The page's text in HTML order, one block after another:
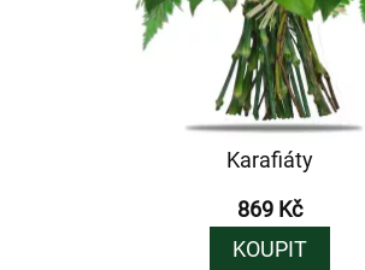
Karafiáty
869 Kč
KOUPIT